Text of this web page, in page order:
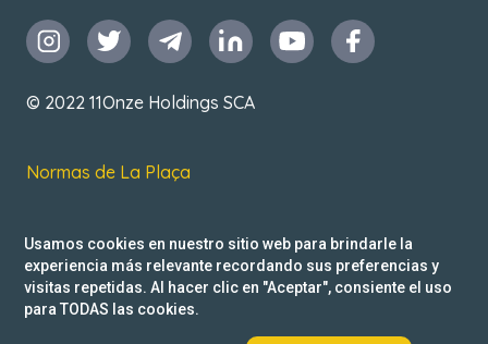
© 2022 11Onze Holdings SCA
Normas de La Plaça
Política de privacidad
Reclamacions
Usamos cookies en nuestro sitio web para brindarle la
experiencia más relevante recordando sus preferencias y
visitas repetidas. Al hacer clic en "Aceptar", consiente el uso
para TODAS las cookies.